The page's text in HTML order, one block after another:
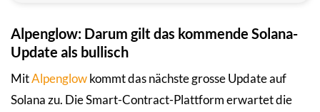
Alpenglow: Darum gilt das kommende Solana-
Update als bullisch
MitAlpenglowkommt das nächste grosse Update auf
Solana zu. Die Smart-Contract-Plattform erwartet die